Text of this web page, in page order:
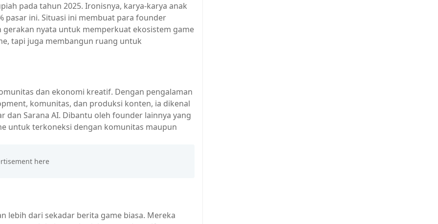
pada tahun 2025. Ironisnya, karya-karya anak
pasar ini. Situasi ini membuat para founder
nyata untuk memperkuat ekosistem game
tapi juga membangun ruang untuk
dan ekonomi kreatif. Dengan pengalaman
komunitas, dan produksi konten, ia dikenal
dan Sarana AI. Dibantu oleh founder lainnya yang
untuk terkoneksi dengan komunitas maupun
lebih dari sekadar berita game biasa. Mereka